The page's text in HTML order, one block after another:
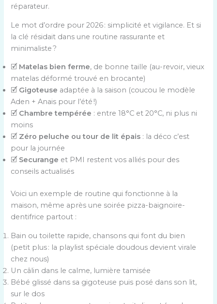
réparateur.
Le mot d’ordre pour 2026 : simplicité et vigilance. Et si
la clé résidait dans une routine rassurante et
minimaliste ?
🗹 Matelas bien ferme, de bonne taille (au-revoir, vieux
matelas déformé trouvé en brocante)
🗹 Gigoteuse adaptée à la saison (coucou le modèle
Aden + Anais pour l’été !)
🗹 Chambre tempérée : entre 18°C et 20°C, ni plus ni
moins
🗹 Zéro peluche ou tour de lit épais : la déco c’est
pour la journée
🗹 Securange et PMI restent vos alliés pour des
conseils actualisés
Voici un exemple de routine qui fonctionne à la
maison, même après une soirée pizza-baignoire-
dentifrice partout :
Bain ou toilette rapide, chansons qui font du bien
(petit plus : la playlist spéciale doudous devient virale
chez nous)
Un câlin dans le calme, lumière tamisée
Bébé glissé dans sa gigoteuse puis posé dans son lit,
sur le dos